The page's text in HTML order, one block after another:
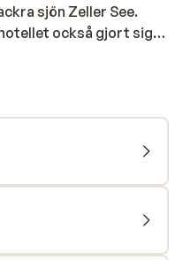
sjön Zeller See.
också gjort sig
och gästvänliga
ett hotell i denna
till
har en stor spa-
ångbad, bastu,
Medan du kopplar av i
till att
eleganta restaurangen
internationella rätter